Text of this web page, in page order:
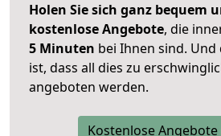
Holen Sie sich ganz bequem
kostenlose Angebote, die
5 Minuten bei Ihnen sind. Und
ist, dass all dies zu
angeboten werden.
Kostenlose